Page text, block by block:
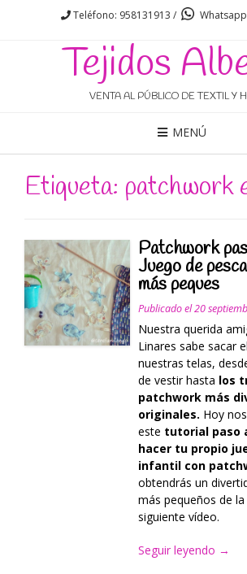
Teléfono: 958131913 /
Tejidos
VENTA AL PÚBLICO DE TEXTIL Y
MENÚ
Etiqueta: patchwork
Patchwork
Juego de
más peques
Publicado el20
Nuestra querida
Linares sabe sacar
nuestras telas,
de vestir hasta los
patchwork más
originales. Hoy
este tutorial paso
hacer tu propio
infantil con
obtendrás un
más pequeños de
siguiente vídeo.
Seguir leyendo →